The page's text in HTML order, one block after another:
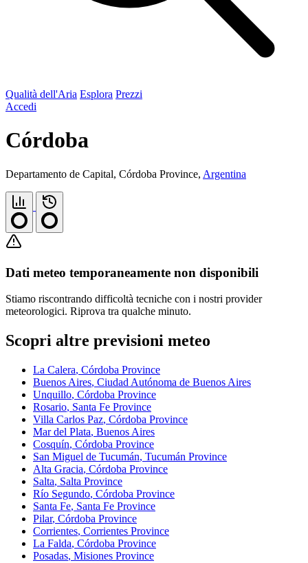
Qualità dell'Aria Esplora Prezzi
Accedi
Córdoba
Departamento de Capital, Córdoba Province, Argentina
Dati meteo temporaneamente non disponibili
Stiamo riscontrando difficoltà tecniche con i nostri provider
meteorologici. Riprova tra qualche minuto.
Scopri altre previsioni meteo
La Calera, Córdoba Province
Buenos Aires, Ciudad Autónoma de Buenos Aires
Unquillo, Córdoba Province
Rosario, Santa Fe Province
Villa Carlos Paz, Córdoba Province
Mar del Plata, Buenos Aires
Cosquín, Córdoba Province
San Miguel de Tucumán, Tucumán Province
Alta Gracia, Córdoba Province
Salta, Salta Province
Río Segundo, Córdoba Province
Santa Fe, Santa Fe Province
Pilar, Córdoba Province
Corrientes, Corrientes Province
La Falda, Córdoba Province
Posadas, Misiones Province